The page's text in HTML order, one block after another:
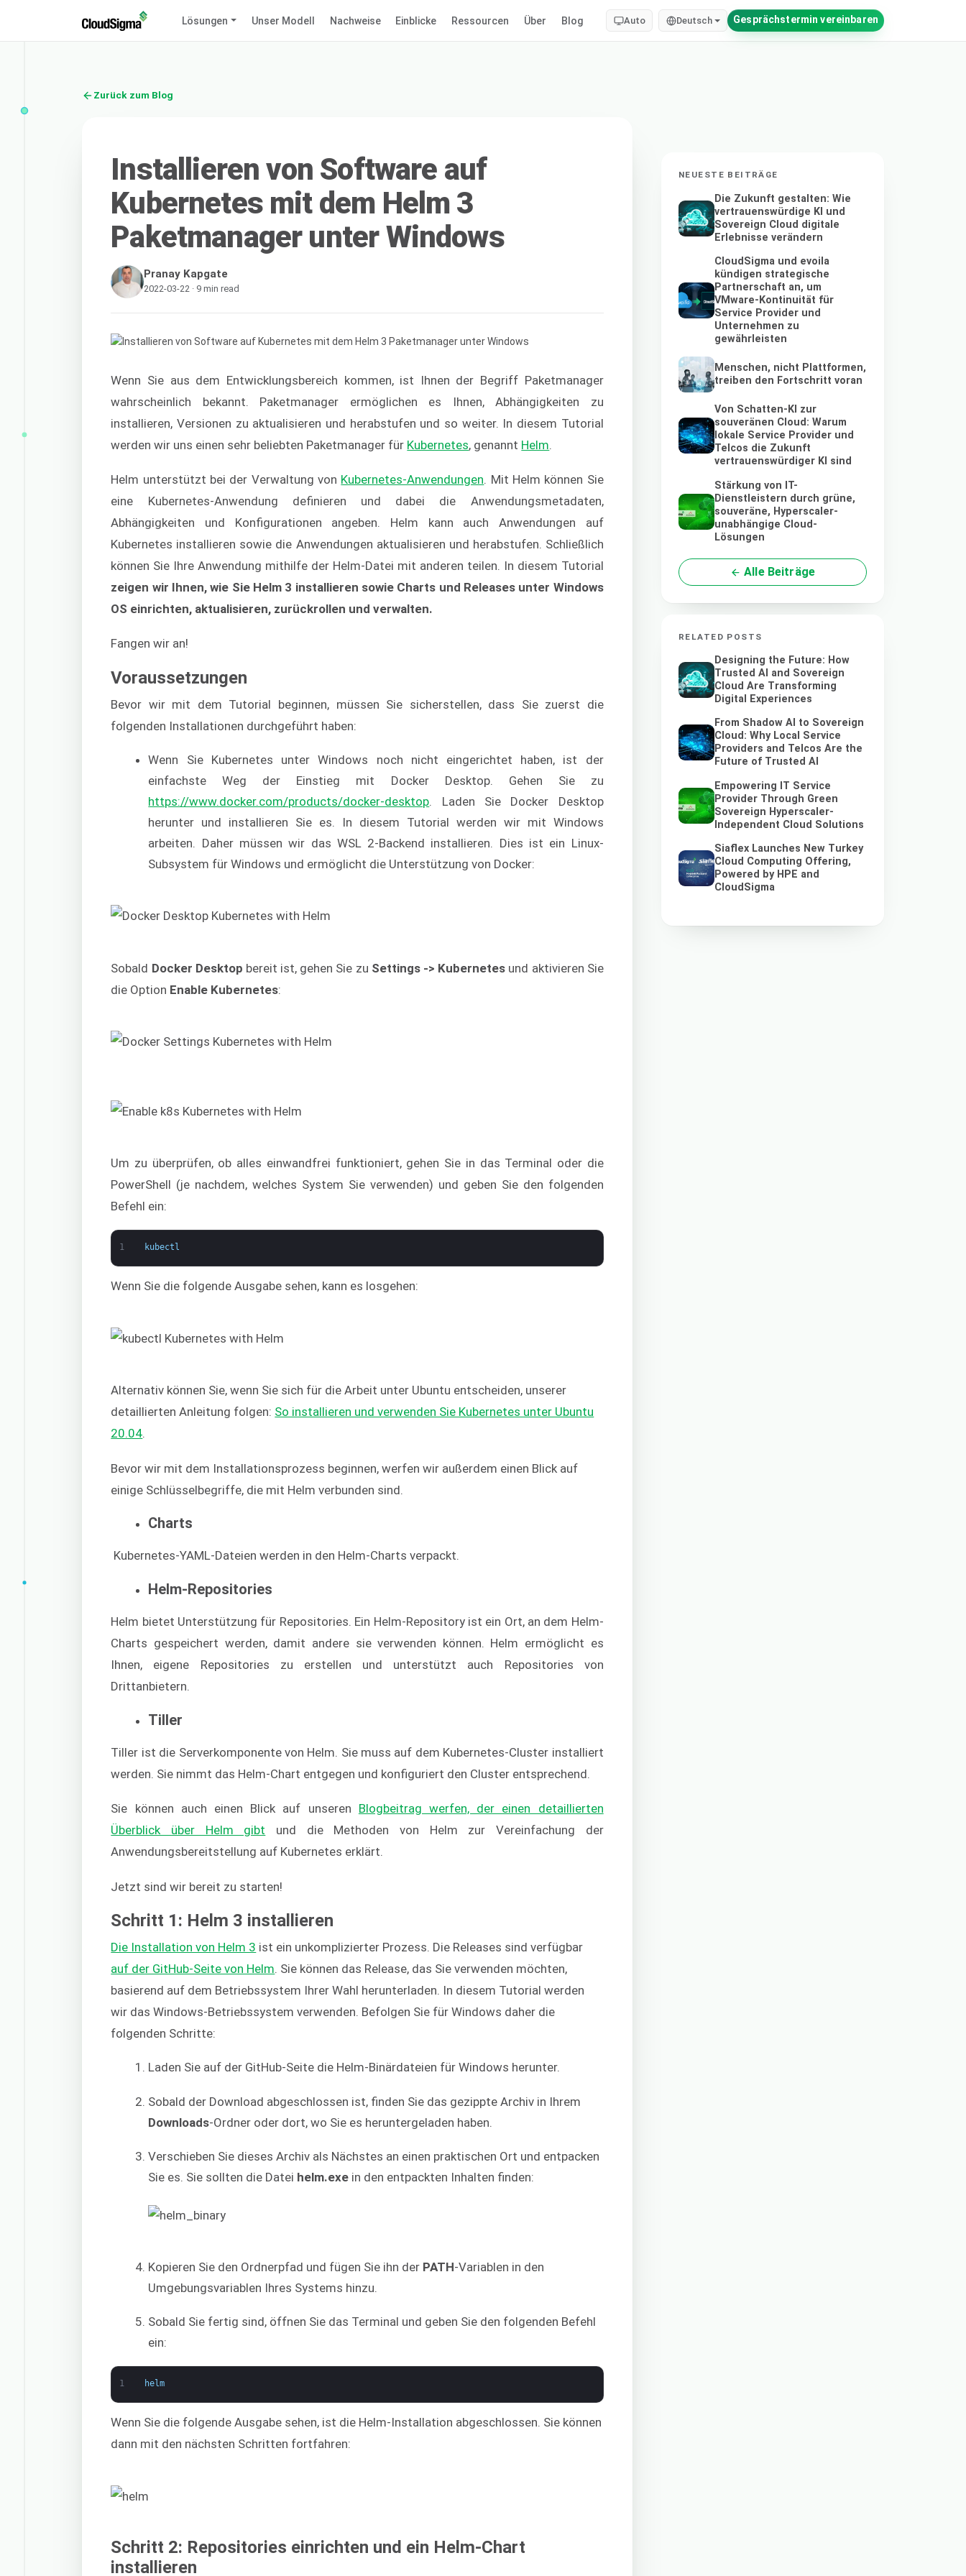
Lösungen Unser Modell Nachweise Einblicke Ressourcen Über Blog Auto Deutsch Gesprächstermin vereinbaren
Zurück zum Blog
Installieren von Software auf
Kubernetes mit dem Helm 3
Paketmanager unter Windows
Pranay Kapgate
2022-03-22 · 9 min read
Wenn Sie aus dem Entwicklungsbereich kommen, ist Ihnen der Begriff Paketmanager
wahrscheinlich bekannt. Paketmanager ermöglichen es Ihnen, Abhängigkeiten zu
installieren, Versionen zu aktualisieren und herabstufen und so weiter. In diesem Tutorial
werden wir uns einen sehr beliebten Paketmanager für Kubernetes, genannt Helm
Helm unterstützt bei der Verwaltung von Kubernetes-Anwendungen . Mit Helm können Sie
eine Kubernetes-Anwendung definieren und dabei die Anwendungsmetadaten,
Abhängigkeiten und Konfigurationen angeben. Helm kann auch Anwendungen auf
Kubernetes installieren sowie die Anwendungen aktualisieren und herabstufen. Schließlich
können Sie Ihre Anwendung mithilfe der Helm-Datei mit anderen teilen. In diesem Tutorial
zeigen wir Ihnen, wie Sie Helm 3 installieren sowie Charts und Releases unter Windows
OS einrichten, aktualisieren, zurückrollen und verwalten.
Fangen wir an!
Voraussetzungen
Bevor wir mit dem Tutorial beginnen, müssen Sie sicherstellen, dass Sie zuerst die
folgenden Installationen durchgeführt haben:
Wenn Sie Kubernetes unter Windows noch nicht eingerichtet haben, ist der
einfachste Weg der Einstieg mit Docker Desktop. Gehen Sie zu
https://www.docker.com/products/docker-desktop. Laden Sie Docker Desktop
herunter und installieren Sie es. In diesem Tutorial werden wir mit Windows
arbeiten. Daher müssen wir das WSL 2-Backend installieren. Dies ist ein Linux-
Subsystem für Windows und ermöglicht die Unterstützung von Docker:
Sobald Docker Desktop bereit ist, gehen Sie zu Settings -> Kubernetes und aktivieren Sie
die Option Enable Kubernetes:
Um zu überprüfen, ob alles einwandfrei funktioniert, gehen Sie in das Terminal oder die
PowerShell (je nachdem, welches System Sie verwenden) und geben Sie den folgenden
Befehl ein:
1 kubectl
Wenn Sie die folgende Ausgabe sehen, kann es losgehen:
Alternativ können Sie, wenn Sie sich für die Arbeit unter Ubuntu entscheiden, unserer
detaillierten Anleitung folgen: So installieren und verwenden Sie Kubernetes unter Ubuntu
20.04.
Bevor wir mit dem Installationsprozess beginnen, werfen wir außerdem einen Blick auf
einige Schlüsselbegriffe, die mit Helm verbunden sind.
Charts
Kubernetes-YAML-Dateien werden in den Helm-Charts verpackt.
Helm-Repositories
Helm bietet Unterstützung für Repositories. Ein Helm-Repository ist ein Ort, an dem Helm-
Charts gespeichert werden, damit andere sie verwenden können. Helm ermöglicht es
Ihnen, eigene Repositories zu erstellen und unterstützt auch Repositories von
Drittanbietern.
Tiller
Tiller ist die Serverkomponente von Helm. Sie muss auf dem Kubernetes-Cluster installiert
werden. Sie nimmt das Helm-Chart entgegen und konfiguriert den Cluster entsprechend.
Sie können auch einen Blick auf unseren Blogbeitrag werfen, der einen detaillierten
Überblick über Helm gibt und die Methoden von Helm zur Vereinfachung der
Anwendungsbereitstellung auf Kubernetes erklärt.
Jetzt sind wir bereit zu starten!
Schritt 1: Helm 3 installieren
Die Installation von Helm 3 ist ein unkomplizierter Prozess. Die Releases sind verfügbar
auf der GitHub-Seite von Helm. Sie können das Release, das Sie verwenden möchten,
basierend auf dem Betriebssystem Ihrer Wahl herunterladen. In diesem Tutorial werden
wir das Windows-Betriebssystem verwenden. Befolgen Sie für Windows daher die
folgenden Schritte:
Laden Sie auf der GitHub-Seite die Helm-Binärdateien für Windows herunter.
Sobald der Download abgeschlossen ist, finden Sie das gezippte Archiv in Ihrem
Downloads-Ordner oder dort, wo Sie es heruntergeladen haben.
Verschieben Sie dieses Archiv als Nächstes an einen praktischen Ort und entpacken
Sie es. Sie sollten die Datei helm.exe in den entpackten Inhalten finden:
Kopieren Sie den Ordnerpfad und fügen Sie ihn der PATH-Variablen in den
Umgebungsvariablen Ihres Systems hinzu.
Sobald Sie fertig sind, öffnen Sie das Terminal und geben Sie den folgenden Befehl
ein:
1 helm
Wenn Sie die folgende Ausgabe sehen, ist die Helm-Installation abgeschlossen. Sie können
dann mit den nächsten Schritten fortfahren:
Schritt 2: Repositories einrichten und ein Helm-Chart
installieren
NEUESTE BEITRÄGE
Die Zukunft gestalten: Wie
vertrauenswürdige KI und
Sovereign Cloud digitale
Erlebnisse verändern
CloudSigma und evoila
kündigen strategische
Partnerschaft an, um
VMware-Kontinuität für
Service Provider und
Unternehmen zu
gewährleisten
Menschen, nicht Plattformen,
treiben den Fortschritt voran
Von Schatten-KI zur
souveränen Cloud: Warum
lokale Service Provider und
Telcos die Zukunft
vertrauenswürdiger KI sind
Stärkung von IT-
Dienstleistern durch grüne,
souveräne, Hyperscaler-
unabhängige Cloud-
Lösungen
Alle Beiträge
RELATED POSTS
Designing the Future: How
Trusted AI and Sovereign
Cloud Are Transforming
Digital Experiences
From Shadow AI to Sovereign
Cloud: Why Local Service
Providers and Telcos Are the
Future of Trusted AI
Empowering IT Service
Provider Through Green
Sovereign Hyperscaler-
Independent Cloud Solutions
Siaflex Launches New Turkey
Cloud Computing Offering,
Powered by HPE and
CloudSigma